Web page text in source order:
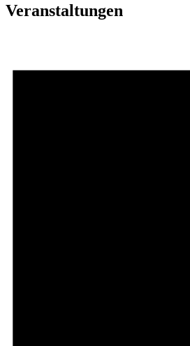
Veranstaltungen